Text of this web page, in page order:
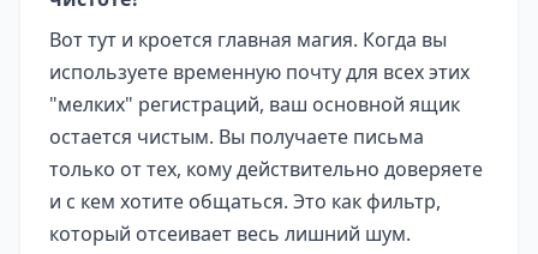
Вот тут и кроется главная магия. Когда вы
используете временную почту для всех этих
"мелких" регистраций, ваш основной ящик
остается чистым. Вы получаете письма
только от тех, кому действительно доверяете
и с кем хотите общаться. Это как фильтр,
который отсеивает весь лишний шум.